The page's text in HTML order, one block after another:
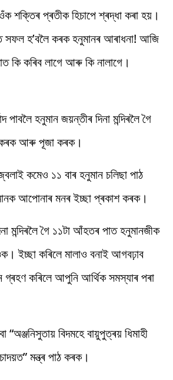
শক্তিৰ প্ৰতীক হিচাপে শ্ৰদ্ধা কৰা হয়।
সফল হ’বলৈ কৰক হনুমানৰ আৰাধনা! আজি
কৰিব লাগে আৰু কি নালাগে।
পাবলৈ হনুমান জয়ন্তীৰ দিনা মন্দিৰলৈ গৈ
কৰক আৰু পূজা কৰক।
কমেও ১১ বাৰ হনুমান চলিছা পাঠ
আপোনাৰ মনৰ ইচ্ছা প্ৰকাশ কৰক।
মন্দিৰলৈ গৈ ১১টা আঁহতৰ পাত হনুমানজীক
ইচ্ছা কৰিলে মালাও বনাই আগবঢ়াব
গ্ৰহণ কৰিলে আপুনি আৰ্থিক সমস্যাৰ পৰা
বিদমহে বায়ুপুত্ৰয় ধিমাহী
মন্ত্ৰ পাঠ কৰক।